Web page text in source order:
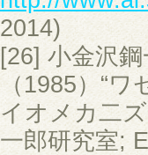
2014)
[26] 小金沢
（1985）“
イオメカ二
一郎研究室;